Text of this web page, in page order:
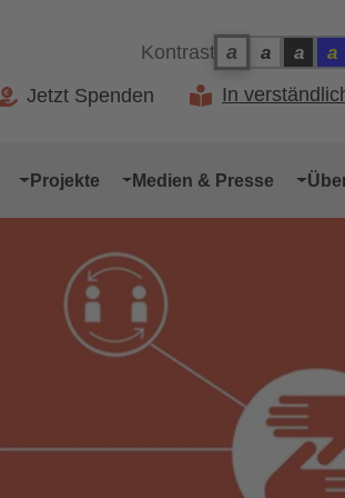
Kontrast a
Kontrast:
a a a
Jetzt Spenden In
Projekte Medien & Presse